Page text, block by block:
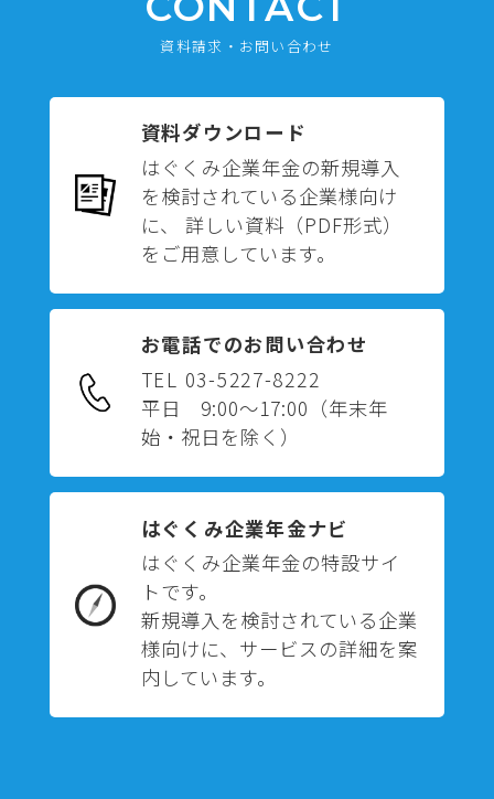
資料請求・お問い合わせ
資料ダウンロード
はぐくみ企業年金の新規導入
を検討されている企業様向け
に、 詳しい資料（PDF形式）
をご用意しています。
お電話でのお問い合わせ
TEL 03-5227-8222
平日 9:00～17:00 （年末年
始・祝日を除く）
はぐくみ企業年金ナビ
はぐくみ企業年金の特設サイ
トです。
新規導入を検討されている企業
様向けに、サービスの詳細を案
内しています。